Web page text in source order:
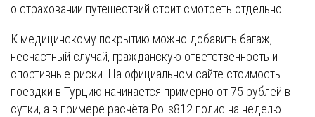
о страховании путешествий стоит смотреть отдельно.
К медицинскому покрытию можно добавить багаж,
несчастный случай, гражданскую ответственность и
спортивные риски. На официальном сайте стоимость
поездки в Турцию начинается примерно от 75 рублей в
сутки, а в примере расчёта Polis812 полис на неделю